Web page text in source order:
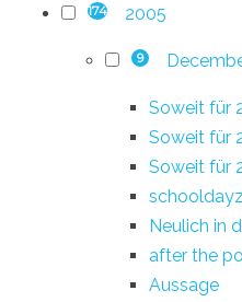
174 2005
9
Soweit für
Soweit für
Soweit für
schooldayz
Neulich in
after the
Aussage